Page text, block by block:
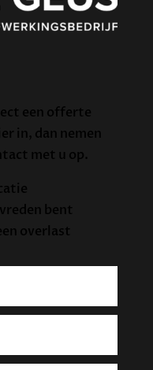
een offerte
in, dan nemen
met u op.
bent
overlast